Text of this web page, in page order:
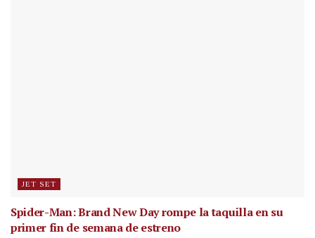
JET SET
Spider-Man: Brand New Day rompe la taquilla en su
primer fin de semana de estreno